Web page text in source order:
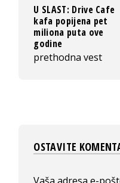
U SLAST: Drive Cafe
kafa popijena pet
miliona puta ove
godine
prethodna vest
OSTAVITE